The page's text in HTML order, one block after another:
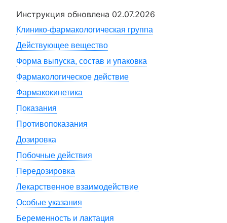
Инструкция обновлена 02.07.2026
Клинико-фармакологическая группа
Действующее вещество
Форма выпуска, состав и упаковка
Фармакологическое действие
Фармакокинетика
Показания
Противопоказания
Дозировка
Побочные действия
Передозировка
Лекарственное взаимодействие
Особые указания
Беременность и лактация